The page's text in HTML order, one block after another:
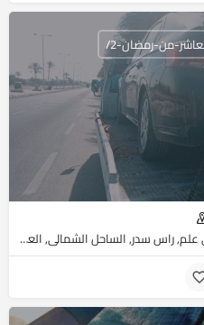
الموقع: القاهرة, العين السخنة, مرسي علم, راس سدر, الساحل الشمالي, العبور, جنوب سيناء, البحر الأحمر, مرسى مطروح